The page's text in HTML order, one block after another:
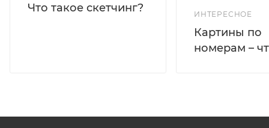
Что такое скетчинг?
ИНТЕРЕСНОЕ
Картины по
номерам –